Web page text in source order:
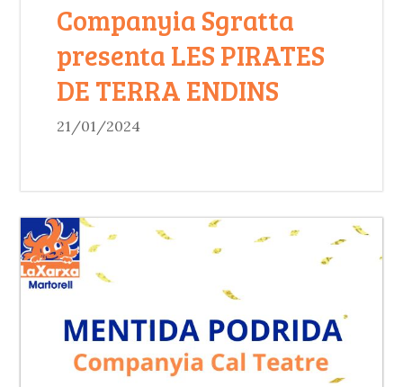
Companyia Sgratta
presenta LES PIRATES
DE TERRA ENDINS
21/01/2024